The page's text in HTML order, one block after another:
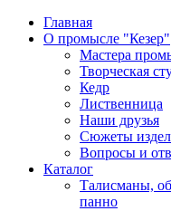
Главная
О промысле "Кезер"
Мастера
Творческая
Кедр
Лиственница
Наши друзья
Сюжеты
Вопросы и
Каталог
Талисманы,
панно